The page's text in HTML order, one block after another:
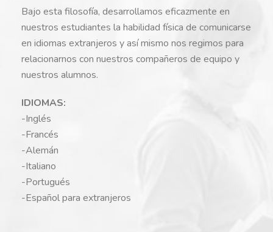
Bajo esta filosofía, desarrollamos eficazmente en
nuestros estudiantes la habilidad física de comunicarse
en idiomas extranjeros y así mismo nos regimos para
relacionarnos con nuestros compañeros de equipo y
nuestros alumnos.
IDIOMAS:
-Inglés
-Francés
-Alemán
-Italiano
-Portugués
-Español para extranjeros